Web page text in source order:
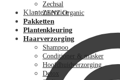
Klantenservice
Zechsal
ZENZ Organic
Pakketten
Plantenkleuring
Haarverzorging
Shampoo
Conditioner & masker
Hoofdhuidverzorging
Detox